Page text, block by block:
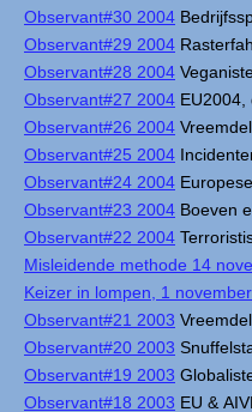
Observant#30 2004
Observant#29 2004
Observant#28 2004
Observant#27 2004 EU2004,
Observant#26 2004
Observant#25 2004
Observant#24 2004
Observant#23 2004 Boeven
Observant#22 2004
Misleidende methode 14
Keizer in lompen, 1
Observant#21 2003
Observant#20 2003
Observant#19 2003
Observant#18 2003 EU &